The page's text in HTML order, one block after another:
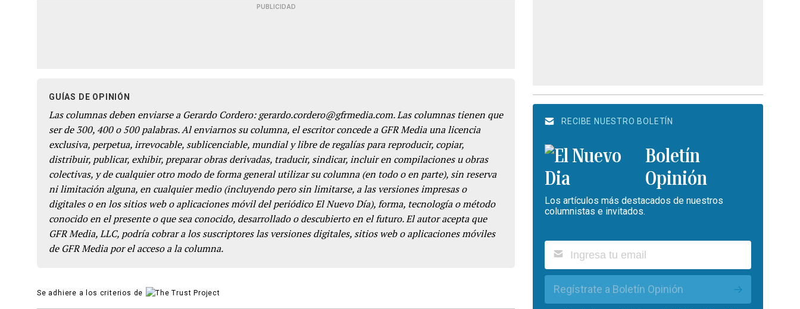
PUBLICIDAD
GUÍAS DE OPINIÓN
Las columnas deben enviarse a Gerardo Cordero: gerardo.cordero@gfrmedia.com. Las columnas tienen que
ser de 300, 400 o 500 palabras. Al enviarnos su columna, el escritor concede a GFR Media una licencia
exclusiva, perpetua, irrevocable, sublicenciable, mundial y libre de regalías para reproducir, copiar,
distribuir, publicar, exhibir, preparar obras derivadas, traducir, sindicar, incluir en compilaciones u obras
colectivas, y de cualquier otro modo de forma general utilizar su columna (en todo o en parte), sin reserva
ni limitación alguna, en cualquier medio (incluyendo pero sin limitarse, a las versiones impresas o
digitales o en los sitios web o aplicaciones móvil del periódico El Nuevo Día), forma, tecnología o método
conocido en el presente o que sea conocido, desarrollado o descubierto en el futuro. El autor acepta que
GFR Media, LLC, podría cobrar a los suscriptores las versiones digitales, sitios web o aplicaciones móviles
de GFR Media por el acceso a la columna.
Se adhiere a los criterios de
RECIBE NUESTRO BOLETÍN
Boletín
Opinión
Los artículos más destacados de nuestros
columnistas e invitados.
Regístrate a Boletín Opinión